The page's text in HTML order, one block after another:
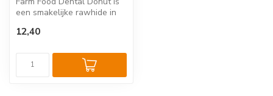
een smakelijke rawhide in
Denta...
12,40